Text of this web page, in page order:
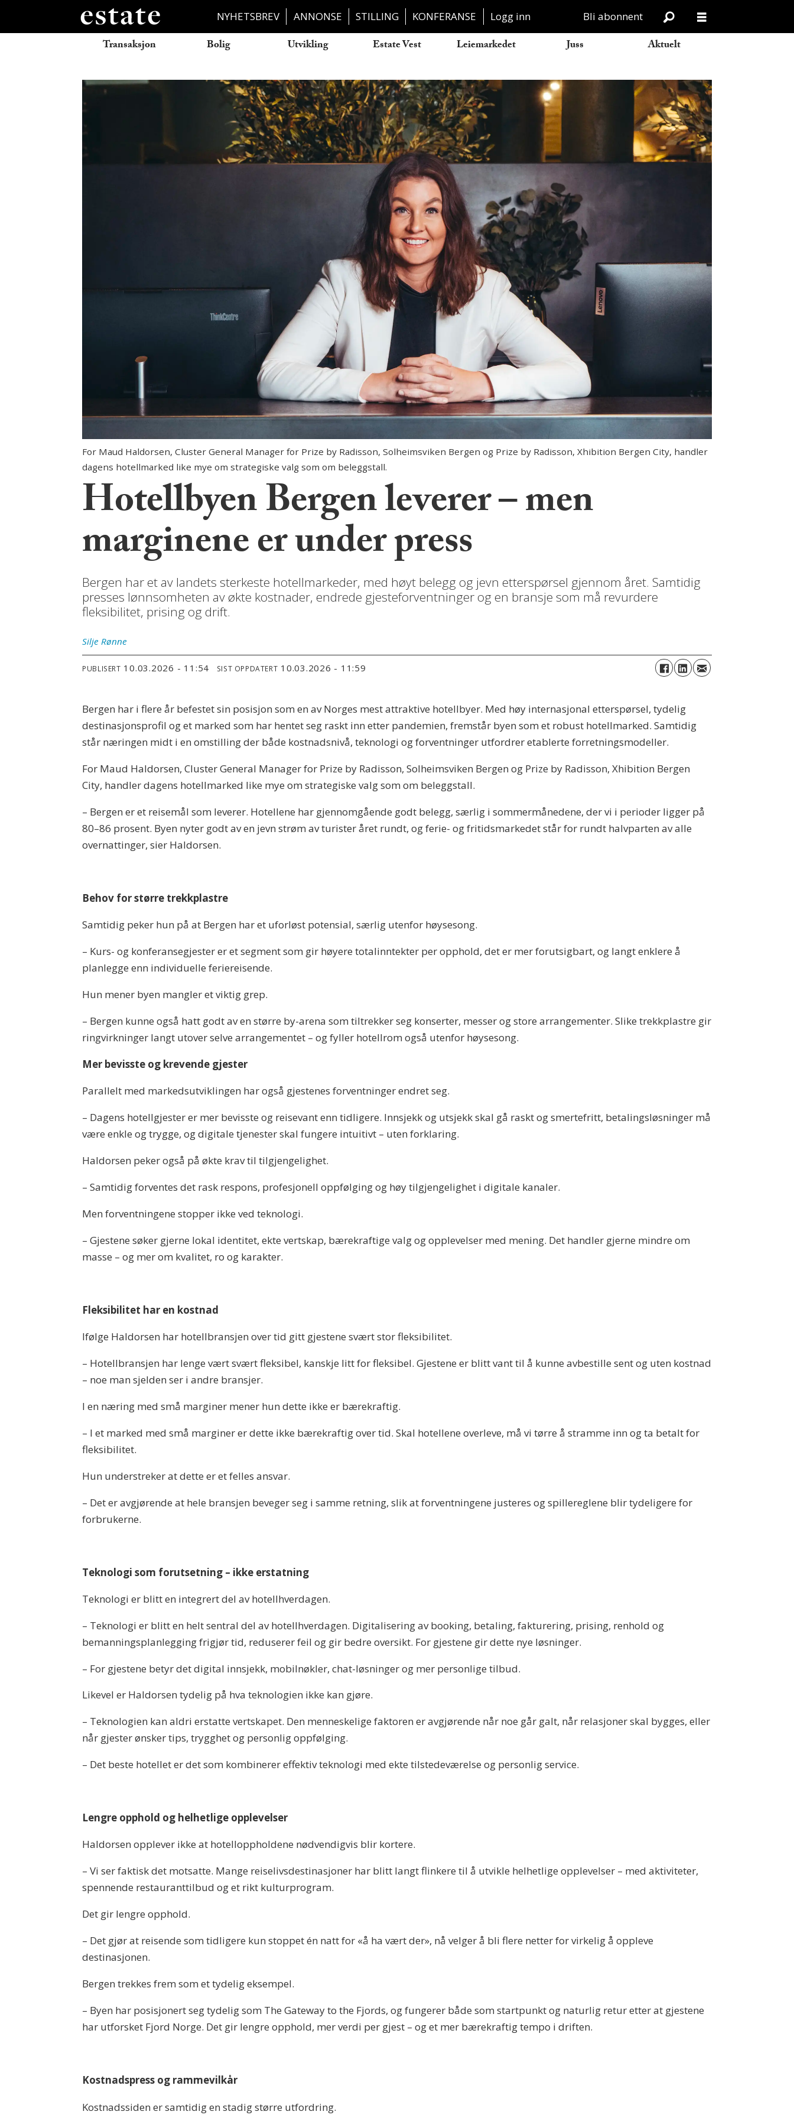
NYHETSBREV ANNONSE STILLING KONFERANSE Logg inn Bli abonnent
Transaksjon Bolig Utvikling Estate Vest Leiemarkedet Juss Aktuelt
For Maud Haldorsen, Cluster General Manager for Prize by Radisson, Solheimsviken Bergen og Prize by Radisson, Xhibition Bergen City, handler
dagens hotellmarked like mye om strategiske valg som om beleggstall.
Hotellbyen Bergen leverer – men
marginene er under press
Bergen har et av landets sterkeste hotellmarkeder, med høyt belegg og jevn etterspørsel gjennom året. Samtidig
presses lønnsomheten av økte kostnader, endrede gjesteforventninger og en bransje som må revurdere
fleksibilitet, prising og drift.
Silje Rønne
PUBLISERT 10.03.2026 - 11:54 SIST OPPDATERT 10.03.2026 - 11:59
Bergen har i flere år befestet sin posisjon som en av Norges mest attraktive hotellbyer. Med høy internasjonal etterspørsel, tydelig
destinasjonsprofil og et marked som har hentet seg raskt inn etter pandemien, fremstår byen som et robust hotellmarked. Samtidig
står næringen midt i en omstilling der både kostnadsnivå, teknologi og forventninger utfordrer etablerte forretningsmodeller.
For Maud Haldorsen, Cluster General Manager for Prize by Radisson, Solheimsviken Bergen og Prize by Radisson, Xhibition Bergen
City, handler dagens hotellmarked like mye om strategiske valg som om beleggstall.
– Bergen er et reisemål som leverer. Hotellene har gjennomgående godt belegg, særlig i sommermånedene, der vi i perioder ligger på
80–86 prosent. Byen nyter godt av en jevn strøm av turister året rundt, og ferie- og fritidsmarkedet står for rundt halvparten av alle
overnattinger, sier Haldorsen.
Behov for større trekkplastre
Samtidig peker hun på at Bergen har et uforløst potensial, særlig utenfor høysesong.
– Kurs- og konferansegjester er et segment som gir høyere totalinntekter per opphold, det er mer forutsigbart, og langt enklere å
planlegge enn individuelle feriereisende.
Hun mener byen mangler et viktig grep.
– Bergen kunne også hatt godt av en større by-arena som tiltrekker seg konserter, messer og store arrangementer. Slike trekkplastre gir
ringvirkninger langt utover selve arrangementet – og fyller hotellrom også utenfor høysesong.
Mer bevisste og krevende gjester
Parallelt med markedsutviklingen har også gjestenes forventninger endret seg.
– Dagens hotellgjester er mer bevisste og reisevant enn tidligere. Innsjekk og utsjekk skal gå raskt og smertefritt, betalingsløsninger må
være enkle og trygge, og digitale tjenester skal fungere intuitivt – uten forklaring.
Haldorsen peker også på økte krav til tilgjengelighet.
– Samtidig forventes det rask respons, profesjonell oppfølging og høy tilgjengelighet i digitale kanaler.
Men forventningene stopper ikke ved teknologi.
– Gjestene søker gjerne lokal identitet, ekte vertskap, bærekraftige valg og opplevelser med mening. Det handler gjerne mindre om
masse – og mer om kvalitet, ro og karakter.
Fleksibilitet har en kostnad
Ifølge Haldorsen har hotellbransjen over tid gitt gjestene svært stor fleksibilitet.
– Hotellbransjen har lenge vært svært fleksibel, kanskje litt for fleksibel. Gjestene er blitt vant til å kunne avbestille sent og uten kostnad
– noe man sjelden ser i andre bransjer.
I en næring med små marginer mener hun dette ikke er bærekraftig.
– I et marked med små marginer er dette ikke bærekraftig over tid. Skal hotellene overleve, må vi tørre å stramme inn og ta betalt for
fleksibilitet.
Hun understreker at dette er et felles ansvar.
– Det er avgjørende at hele bransjen beveger seg i samme retning, slik at forventningene justeres og spillereglene blir tydeligere for
forbrukerne.
Teknologi som forutsetning – ikke erstatning
Teknologi er blitt en integrert del av hotellhverdagen.
– Teknologi er blitt en helt sentral del av hotellhverdagen. Digitalisering av booking, betaling, fakturering, prising, renhold og
bemanningsplanlegging frigjør tid, reduserer feil og gir bedre oversikt. For gjestene gir dette nye løsninger.
– For gjestene betyr det digital innsjekk, mobilnøkler, chat-løsninger og mer personlige tilbud.
Likevel er Haldorsen tydelig på hva teknologien ikke kan gjøre.
– Teknologien kan aldri erstatte vertskapet. Den menneskelige faktoren er avgjørende når noe går galt, når relasjoner skal bygges, eller
når gjester ønsker tips, trygghet og personlig oppfølging.
– Det beste hotellet er det som kombinerer effektiv teknologi med ekte tilstedeværelse og personlig service.
Lengre opphold og helhetlige opplevelser
Haldorsen opplever ikke at hotelloppholdene nødvendigvis blir kortere.
– Vi ser faktisk det motsatte. Mange reiselivsdestinasjoner har blitt langt flinkere til å utvikle helhetlige opplevelser – med aktiviteter,
spennende restauranttilbud og et rikt kulturprogram.
Det gir lengre opphold.
– Det gjør at reisende som tidligere kun stoppet én natt for «å ha vært der», nå velger å bli flere netter for virkelig å oppleve
destinasjonen.
Bergen trekkes frem som et tydelig eksempel.
– Byen har posisjonert seg tydelig som The Gateway to the Fjords, og fungerer både som startpunkt og naturlig retur etter at gjestene
har utforsket Fjord Norge. Det gir lengre opphold, mer verdi per gjest – og et mer bærekraftig tempo i driften.
Kostnadspress og rammevilkår
Kostnadssiden er samtidig en stadig større utfordring.